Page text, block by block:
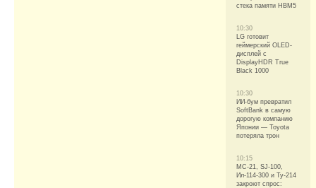
стека памяти HBM5
10:30
LG готовит
геймерский OLED-
дисплей с
DisplayHDR True
Black 1000
10:30
ИИ-бум превратил
SoftBank в самую
дорогую компанию
Японии — Toyota
потеряла трон
10:15
МС-21, SJ-100,
Ил-114-300 и Ту-214
закроют спрос: